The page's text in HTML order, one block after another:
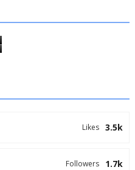
3.5k
Likes
1.7k
Followers